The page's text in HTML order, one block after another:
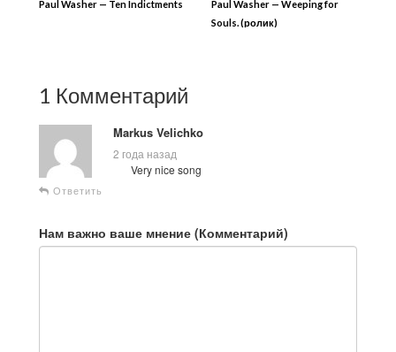
Paul Washer — Ten Indictments
Paul Washer — Weeping for
Souls. (ролик)
1 Комментарий
Markus Velichko
2 года назад
Very nice song
Ответить
Нам важно ваше мнение (Комментарий)